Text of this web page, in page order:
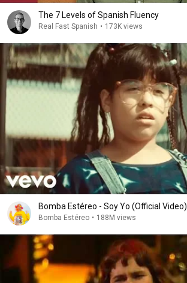
The 7 Levels of Spanish Fluency
Real Fast Spanish • 173K views
Bomba Estéreo - Soy Yo (Official Video)
Bomba Estéreo • 188M views